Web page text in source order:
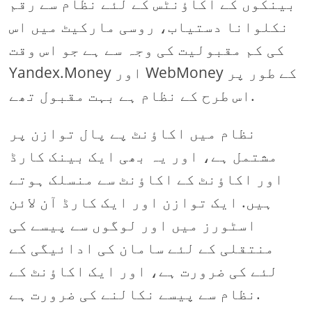
نکلوانا دستیاب، روسی مارکیٹ میں اس
کی کم مقبولیت کی وجہ سے ہے جو اس وقت
Yandex.Money اور WebMoney کے طور پر
اس طرح کے نظام ہے بہت مقبول تھے.
نظام میں اکاؤنٹ پے پال توازن پر
مشتمل ہے، اور یہ بھی ایک بینک کارڈ
اور اکاؤنٹ کے اکاؤنٹ سے منسلک ہوتے
ہیں. ایک توازن اور ایک کارڈ آن لائن
اسٹورز میں اور لوگوں سے پیسے کی
منتقلی کے لئے سامان کی ادائیگی کے
لئے کی ضرورت ہے، اور ایک اکاؤنٹ کے
نظام سے پیسے نکالنے کی ضرورت ہے.